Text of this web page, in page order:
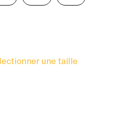
une taille